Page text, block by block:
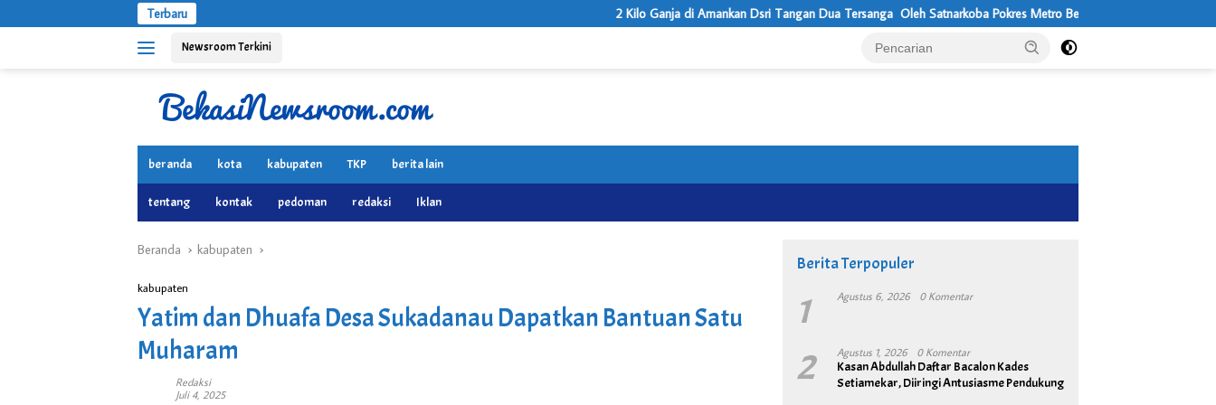
ke
Terbaru 2 Kilo Ganja di Amankan Dsri Tangan Dua Tersanga Oleh Satnarkoba Pokres Metro Bekasi Usung Visi Desa Maju, Sejahtera,
Newsroom Terkini
beranda kota kabupaten TKP berita lain
tentang kontak pedoman redaksi Iklan
Beranda kabupaten
kabupaten
Yatim dan Dhuafa Desa Sukadanau Dapatkan Bantuan Satu
Muharam
Redaksi
Juli 4, 2025
Berita Terpopuler
1 Agustus 6, 2026 0 Komentar
2 Agustus 1, 2026 0 Komentar
Kasan Abdullah Daftar Bacalon Kades
Setiamekar, Diiringi Antusiasme Pendukung